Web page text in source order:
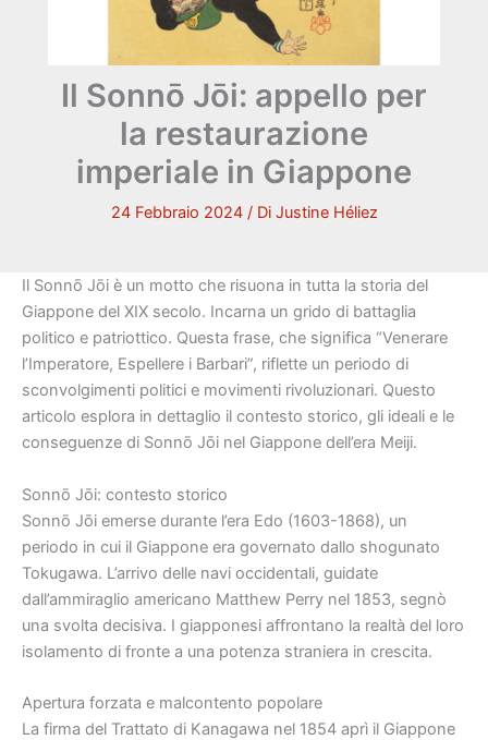
Il Sonnō Jōi: appello per
la restaurazione
imperiale in Giappone
24 Febbraio 2024 / Di Justine Héliez
Il Sonnō Jōi è un motto che risuona in tutta la storia del
Giappone del XIX secolo. Incarna un grido di battaglia
politico e patriottico. Questa frase, che significa “Venerare
l’Imperatore, Espellere i Barbari”, riflette un periodo di
sconvolgimenti politici e movimenti rivoluzionari. Questo
articolo esplora in dettaglio il contesto storico, gli ideali e le
conseguenze di Sonnō Jōi nel Giappone dell’era Meiji.
Sonnō Jōi: contesto storico
Sonnō Jōi emerse durante l’era Edo (1603-1868), un
periodo in cui il Giappone era governato dallo shogunato
Tokugawa. L’arrivo delle navi occidentali, guidate
dall’ammiraglio americano Matthew Perry nel 1853, segnò
una svolta decisiva. I giapponesi affrontano la realtà del loro
isolamento di fronte a una potenza straniera in crescita.
Apertura forzata e malcontento popolare
La firma del Trattato di Kanagawa nel 1854 aprì il Giappone